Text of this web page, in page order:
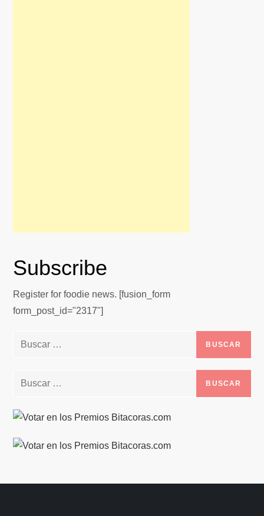
Subscribe
Register for foodie news. [fusion_form
form_post_id="2317"]
Buscar:
Buscar: